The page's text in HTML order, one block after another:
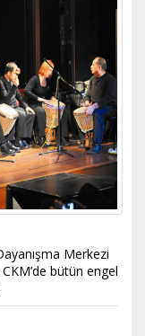
Merkezi
bütün engel